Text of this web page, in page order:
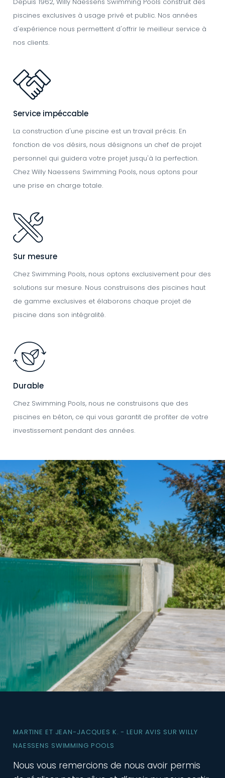
piscines exclusives à usage privé et public. Nos années
d'expérience nous permettent d'offrir le meilleur service à
nos clients.
Image
Service impéccable
La construction d'une piscine est un travail précis. En
fonction de vos désirs, nous désignons un chef de projet
personnel qui guidera votre projet jusqu'à la perfection.
Chez Willy Naessens Swimming Pools, nous optons pour
une prise en charge totale.
Image
Sur mesure
Chez Swimming Pools, nous optons exclusivement pour des
solutions sur mesure. Nous construisons des piscines haut
de gamme exclusives et élaborons chaque projet de
piscine dans son intégralité.
Image
Durable
Chez Swimming Pools, nous ne construisons que des
piscines en béton, ce qui vous garantit de profiter de votre
investissement pendant des années.
MARTINE ET JEAN-JACQUES K. - LEUR AVIS SUR WILLY
NAESSENS SWIMMING POOLS
Nous vous remercions de nous avoir permis